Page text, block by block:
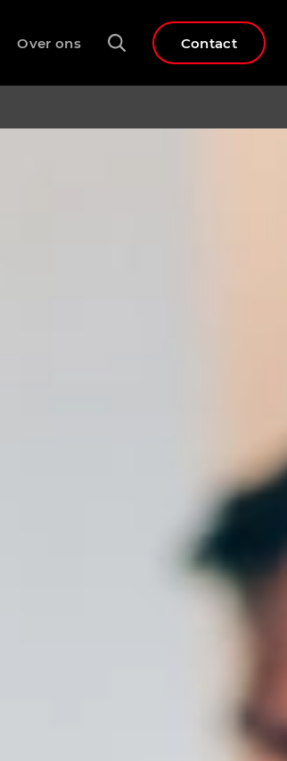
Over ons Contact